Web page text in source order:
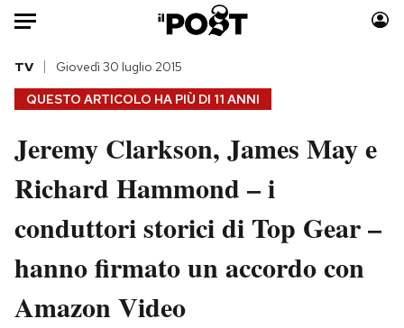
HOME
Italia
Politica
Tecnologia
Scienza
Cultura
Moda
Consumismi
Storie/Idee
Media
QUESTO ARTICOLO HA PIÙ DI 11 ANNI
TV Giovedì 30 luglio 2015
Jeremy Clarkson, James May e
Richard Hammond – i
conduttori storici di Top Gear –
hanno firmato un accordo con
Amazon Video